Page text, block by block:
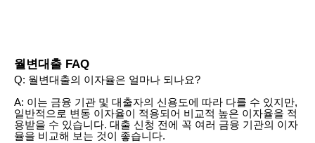
월변대출 FAQ
Q: 월변대출의 이자율은 얼마나 되나요?
A: 이는 금융 기관 및 대출자의 신용도에 따라 다를 수 있지만,
일반적으로 변동 이자율이 적용되어 비교적 높은 이자율을 적
용받을 수 있습니다. 대출 신청 전에 꼭 여러 금융 기관의 이자
율을 비교해 보는 것이 좋습니다.